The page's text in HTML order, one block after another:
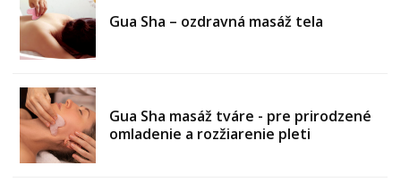
Gua Sha – ozdravná masáž tela
Gua Sha masáž tváre - pre prirodzené
omladenie a rozžiarenie pleti